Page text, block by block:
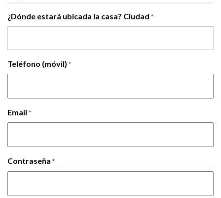
¿Dónde estará ubicada la casa? Ciudad *
Teléfono (móvil) *
Email *
Contraseña *